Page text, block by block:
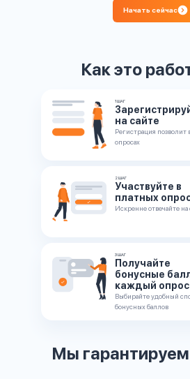
Начать сейчас
Как это
1 ШАГ
на сайте
Регистрация позволит
опросах
2 ШАГ
Участвуйте в
платных
Искренне отвечайте
3 ШАГ
Получайте
бонусные
каждый опрос
Выбирайте удобный
бонусных баллов
Мы